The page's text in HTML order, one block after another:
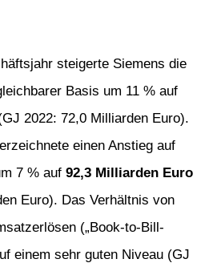
steigerte Siemens die
Basis um 11 % auf
2022: 72,0 Milliarden Euro).
einen Anstieg auf
7 % auf 92,3 Milliarden Euro
Euro). Das Verhältnis von
(„Book-to-Bill-
einem sehr guten Niveau (GJ